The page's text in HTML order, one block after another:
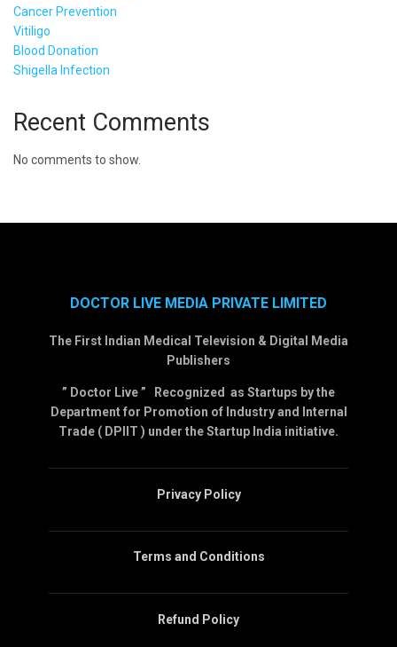
Cancer Prevention
Vitiligo
Blood Donation
Shigella Infection
Recent Comments
No comments to show.
DOCTOR LIVE MEDIA PRIVATE LIMITED
The First Indian Medical Television & Digital Media
Publishers
” Doctor Live ” Recognized as Startups by the
Department for Promotion of Industry and Internal
Trade ( DPIIT ) under the Startup India initiative.
Privacy Policy
Terms and Conditions
Refund Policy